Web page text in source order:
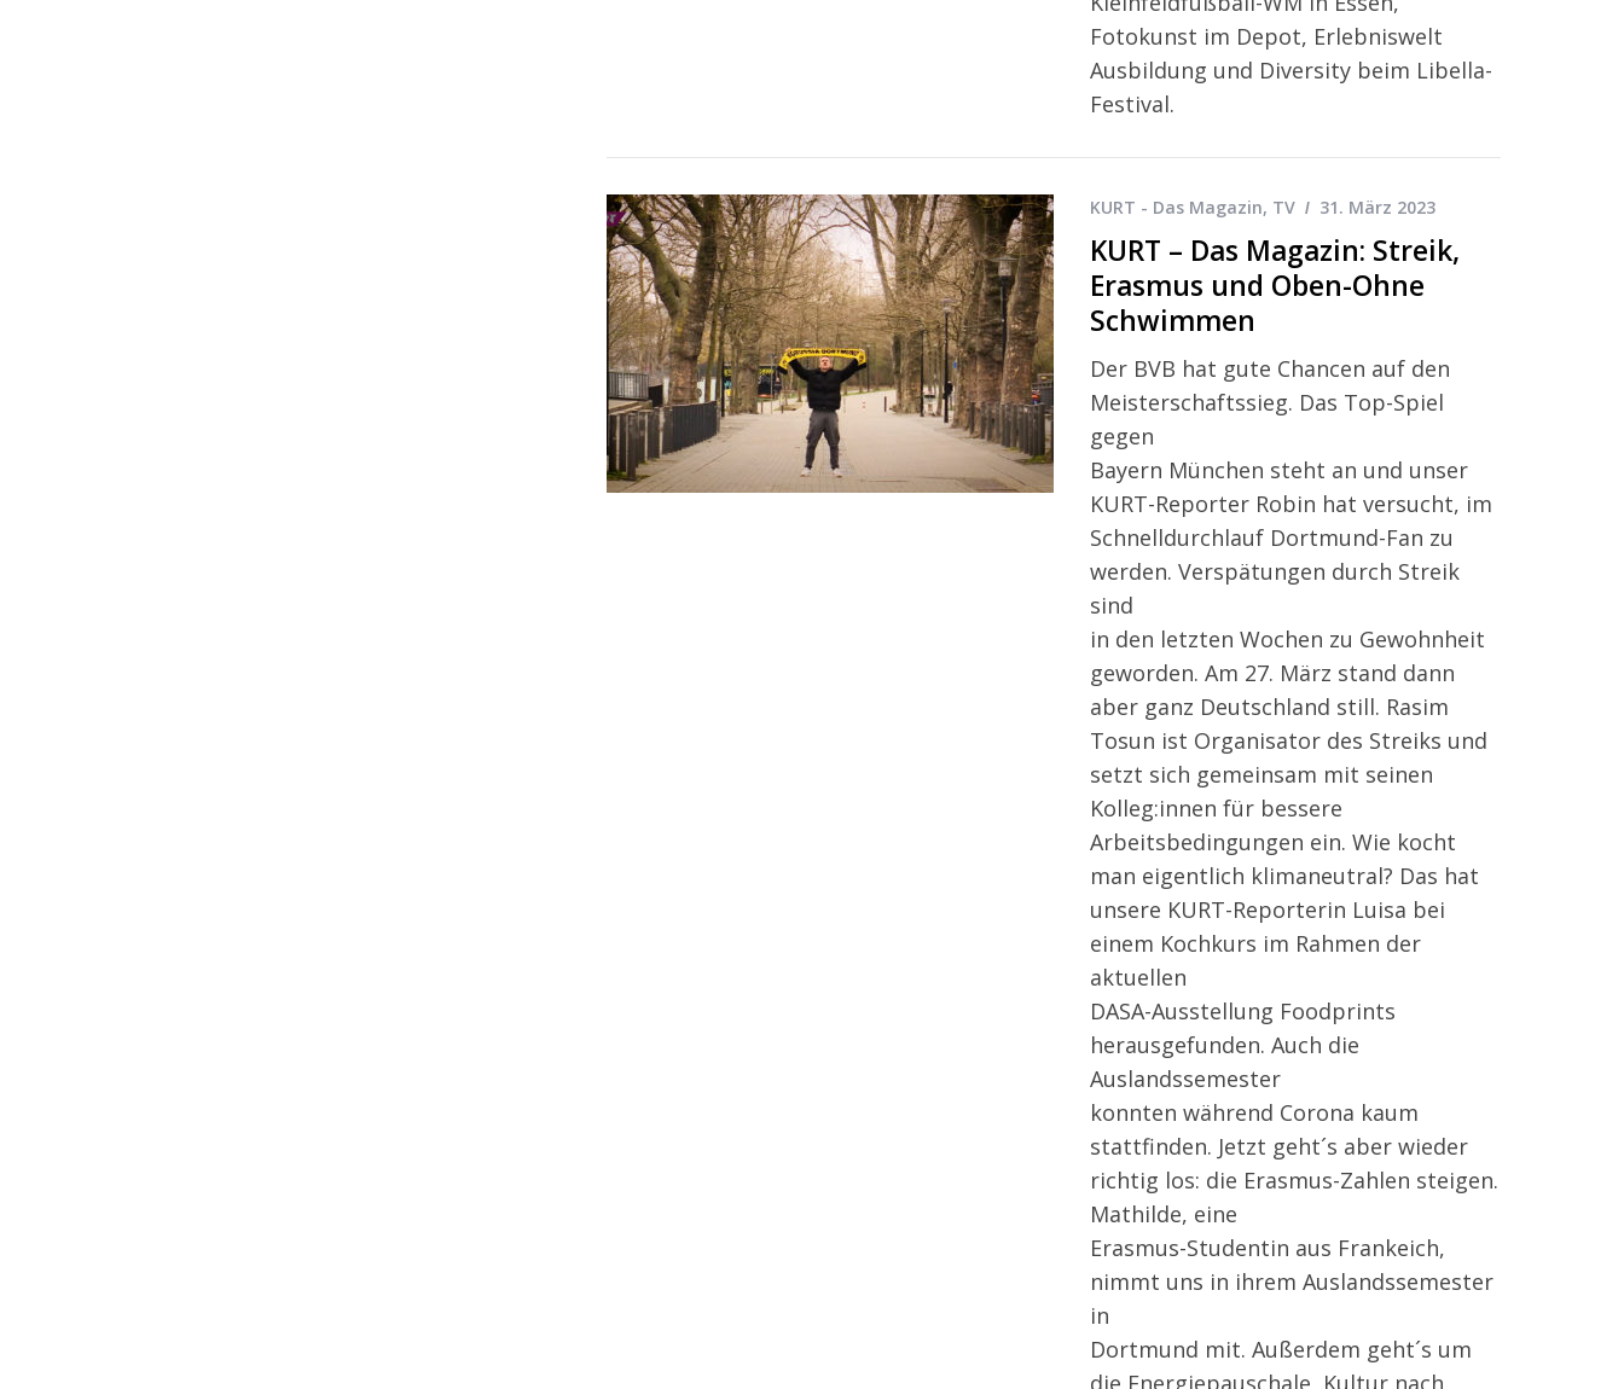
Fotokunst im Depot, Erlebniswelt
Ausbildung und Diversity beim Libella-
Festival.
KURT - Das Magazin, TV 31. März 2023
KURT – Das Magazin: Streik,
Erasmus und Oben-Ohne
Schwimmen
Der BVB hat gute Chancen auf den
Meisterschaftssieg. Das Top-Spiel
gegen
Bayern München steht an und unser
KURT-Reporter Robin hat versucht, im
Schnelldurchlauf Dortmund-Fan zu
werden. Verspätungen durch Streik
sind
in den letzten Wochen zu Gewohnheit
geworden. Am 27. März stand dann
aber ganz Deutschland still. Rasim
Tosun ist Organisator des Streiks und
setzt sich gemeinsam mit seinen
Kolleg:innen für bessere
Arbeitsbedingungen ein. Wie kocht
man eigentlich klimaneutral? Das hat
unsere KURT-Reporterin Luisa bei
einem Kochkurs im Rahmen der
aktuellen
DASA-Ausstellung Foodprints
herausgefunden. Auch die
Auslandssemester
konnten während Corona kaum
stattfinden. Jetzt geht´s aber wieder
richtig los: die Erasmus-Zahlen steigen.
Mathilde, eine
Erasmus-Studentin aus Frankeich,
nimmt uns in ihrem Auslandssemester
in
Dortmund mit. Außerdem geht´s um
die Energiepauschale, Kultur nach